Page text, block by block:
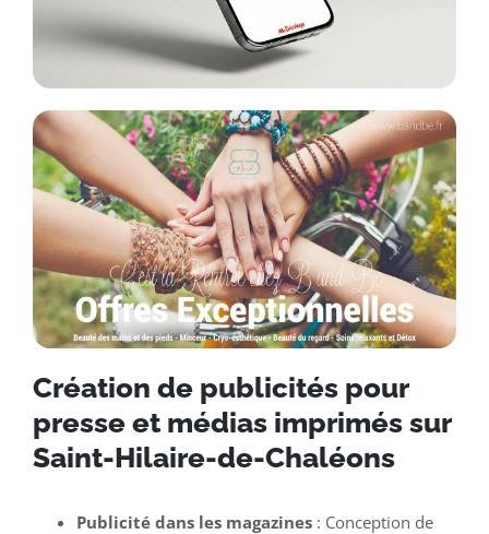
Création de publicités pour
presse et médias imprimés sur
Saint-Hilaire-de-Chaléons
Publicité dans les magazines: Conception de